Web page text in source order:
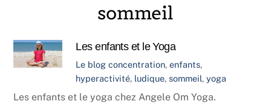
sommeil
Les enfants et le Yoga
Le blog concentration,enfants,
hyperactivité, ludique,sommeil,yoga
Les enfants et le yoga chez Angele Om Yoga.